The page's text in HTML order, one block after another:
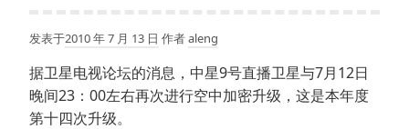
发表于2010 年 7 月 13 日 作者aleng
据卫星电视论坛的消息，中星9号直播卫星与7月12日
晚间23：00左右再次进行空中加密升级，这是本年度
第十四次升级。